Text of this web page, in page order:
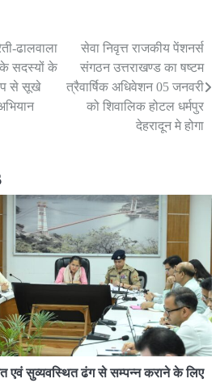
ढालवाला
के सदस्यों के
से सूखे
सेवा निवृत्त राजकीय पेंशनर्स
संगठन उत्तराखण्ड का षष्टम
त्रैवार्षिक अधिवेशन 05 जनवरी
को शिवालिक होटल धर्मपुर
देहरादून मे होगा
एवं सुव्यवस्थित ढंग से सम्पन्न कराने के लिए